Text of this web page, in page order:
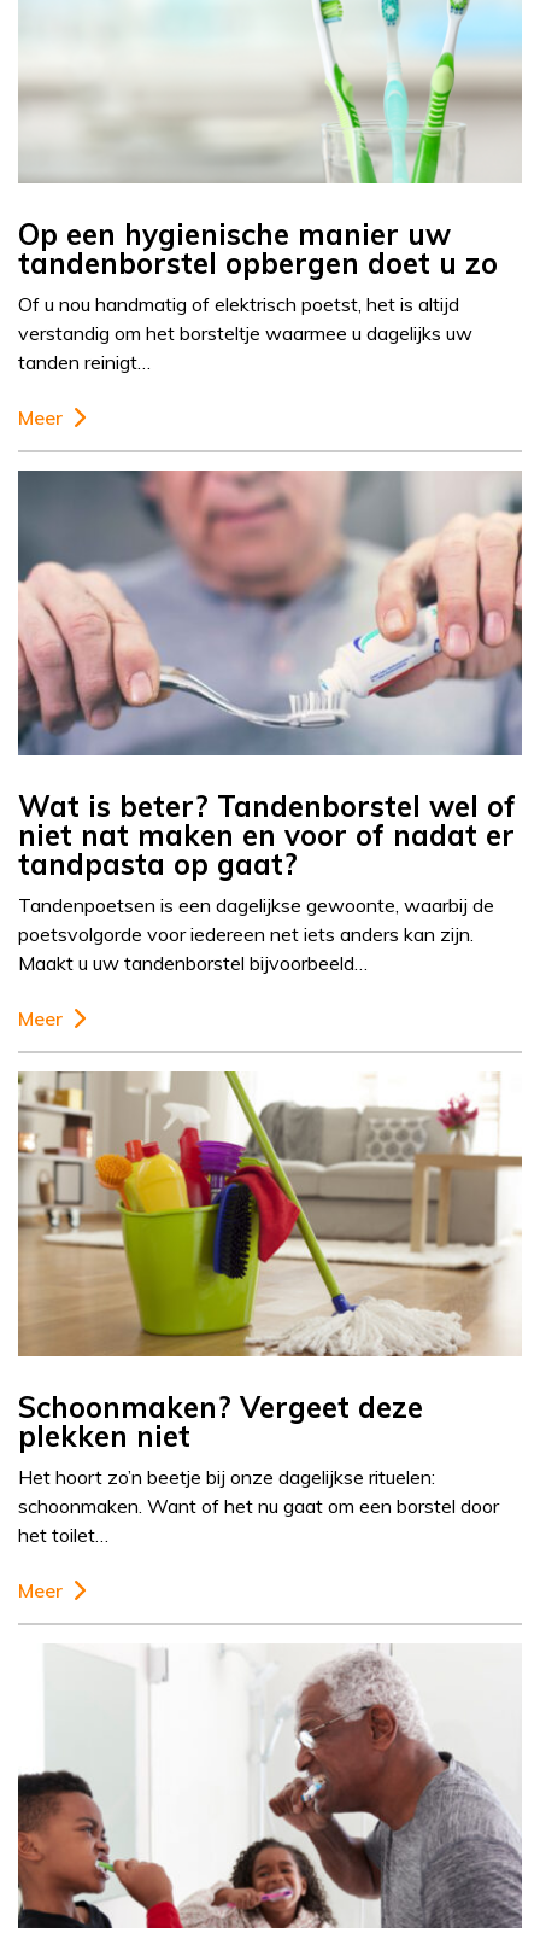
Op een hygienische manier uw
tandenborstel opbergen doet u zo
Of u nou handmatig of elektrisch poetst, het is altijd
verstandig om het borsteltje waarmee u dagelijks uw
tanden reinigt…
Meer
Wat is beter? Tandenborstel wel of
niet nat maken en voor of nadat er
tandpasta op gaat?
Tandenpoetsen is een dagelijkse gewoonte, waarbij de
poetsvolgorde voor iedereen net iets anders kan zijn.
Maakt u uw tandenborstel bijvoorbeeld…
Meer
Schoonmaken? Vergeet deze
plekken niet
Het hoort zo’n beetje bij onze dagelijkse rituelen:
schoonmaken. Want of het nu gaat om een borstel door
het toilet…
Meer